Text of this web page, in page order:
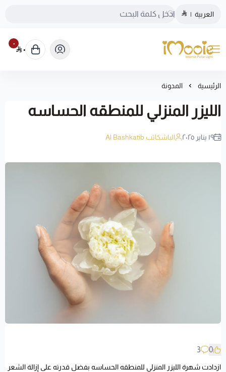
العربية |
الموقع الرسمي ليزر منزلي اي مووي
٠
٠
الرئيسية المدونة
الليزر المنزلي للمنطقه الحساسه
١٩ يناير ٢٠٢٥ الباشكاتب Al Bashkatib
0
3
ازدادت شهرة الليزر المنزلي للمنطقه الحساسه بفضل قدرته على إزالة الشعر